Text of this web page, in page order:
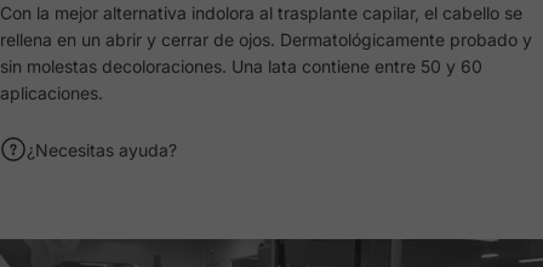
Con la mejor alternativa indolora al trasplante capilar, el cabello se
rellena en un abrir y cerrar de ojos. Dermatológicamente probado y
sin molestas decoloraciones. Una lata contiene entre 50 y 60
aplicaciones.
¿Necesitas ayuda?